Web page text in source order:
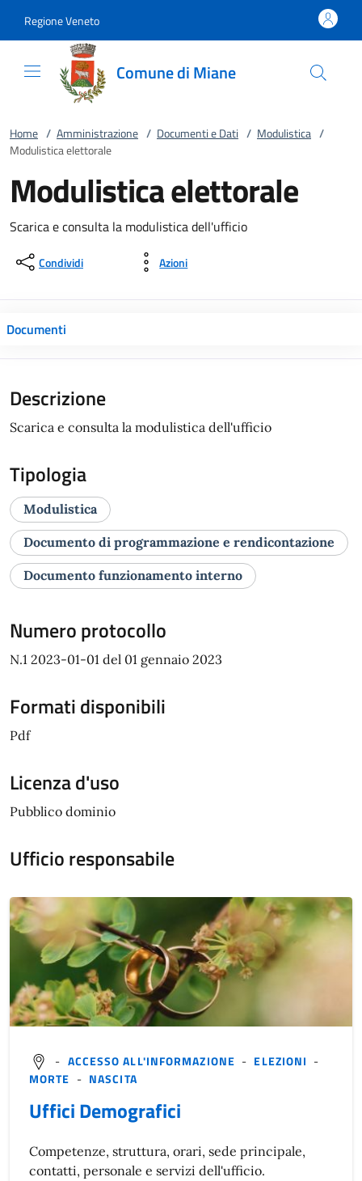
Regione Veneto
Comune di Miane
Home / Amministrazione / Documenti e Dati / Modulistica /
Modulistica elettorale
Modulistica elettorale
Scarica e consulta la modulistica dell'ufficio
Condividi Azioni
Documenti
Descrizione
Scarica e consulta la modulistica dell'ufficio
Tipologia
Modulistica
Documento di programmazione e rendicontazione
Documento funzionamento interno
Numero protocollo
N.1 2023-01-01 del 01 gennaio 2023
Formati disponibili
Pdf
Licenza d'uso
Pubblico dominio
Ufficio responsabile
- ACCESSO ALL'INFORMAZIONE - ELEZIONI -
MORTE - NASCITA
Uffici Demografici
Competenze, struttura, orari, sede principale,
contatti, personale e servizi dell'ufficio.